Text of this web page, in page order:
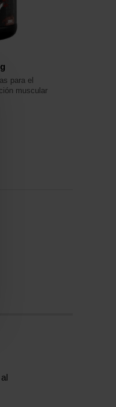
para el
muscular